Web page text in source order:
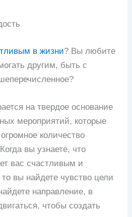
в жизни? Вы любите
другим, быть с
на твердое основание
мероприятий, которые
количество
вы узнаете, что
вас счастливым и
вы найдете чувство цели
направление, в
чтобы создать